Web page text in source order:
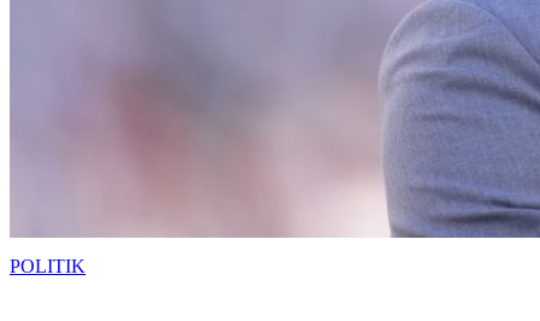
POLITIK